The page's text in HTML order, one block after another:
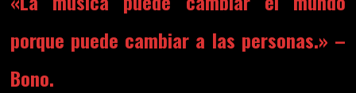
porque puede cambiar a las personas.» –
Bono.